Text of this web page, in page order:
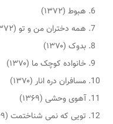
هبوط (۱۳۷۲)
همه دختران من و تو (۱۳۷۲)
بدوک (۱۳۷۰)
خانواده کوچک ما (۱۳۷۰)
مسافران دره انار (۱۳۷۰)
آهوی وحشی (۱۳۶۹)
تویی که نمی شناختمت (۱۳۶۹)